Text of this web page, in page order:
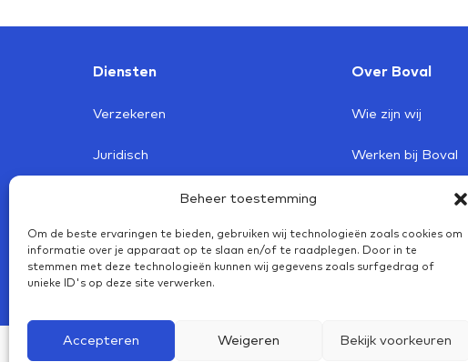
Beheer toestemming
Om de beste ervaringen te bieden, gebruiken wij technologieën zoals cookies om
informatie over je apparaat op te slaan en/of te raadplegen. Door in te
stemmen met deze technologieën kunnen wij gegevens zoals surfgedrag of
unieke ID's op deze site verwerken.
Accepteren Weigeren Bekijk voorkeuren
Diensten
Verzekeren
Juridisch
Lease
Boval Profijt
Over Boval
Wie zijn wij
Werken bij Boval
Klanttevredenheid
Nieuwsbrief